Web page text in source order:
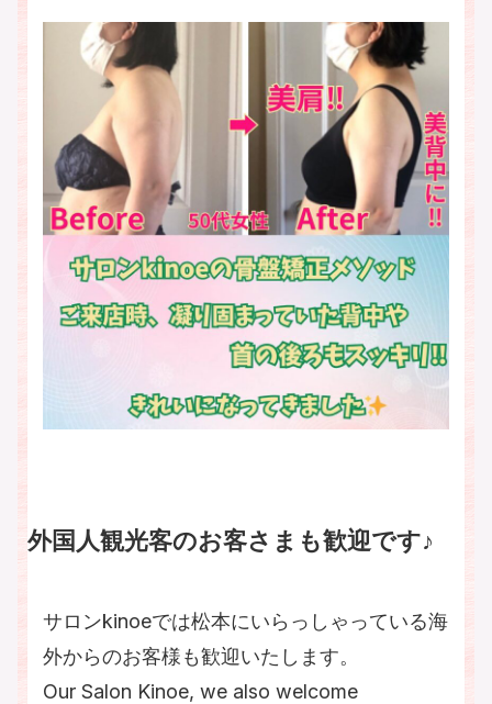
外国人観光客のお客さまも歓迎です♪
サロンkinoeでは松本にいらっしゃっている海
外からのお客様も歓迎いたします。
Our Salon Kinoe, we also welcome